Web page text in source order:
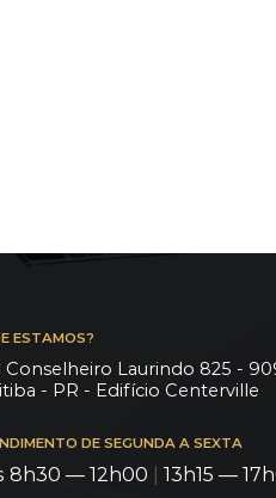
ESTAMOS?
Conselheiro Laurindo 825 -
- PR - Edifício Centerville
DE SEGUNDA A SEXTA
8h30 — 12h00 13h15 —